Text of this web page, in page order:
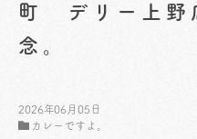
町 デリー上野
念。
2026年06月05日
カレーですよ。